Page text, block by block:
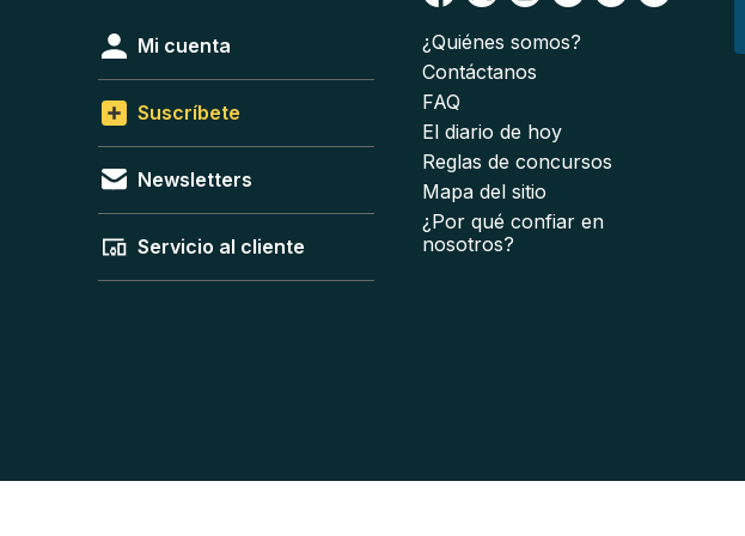
Mi cuenta
Suscríbete
Newsletters
Servicio al cliente
¿Quiénes somos?
Contáctanos
FAQ
El diario de hoy
Reglas de concursos
Mapa del sitio
¿Por qué confiar en
nosotros?